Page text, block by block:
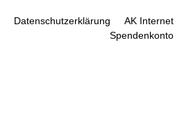
Datenschutzerklärung
AK Internet
Spendenkonto